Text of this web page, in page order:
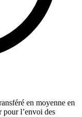
en moyenne en
pour l’envoi des